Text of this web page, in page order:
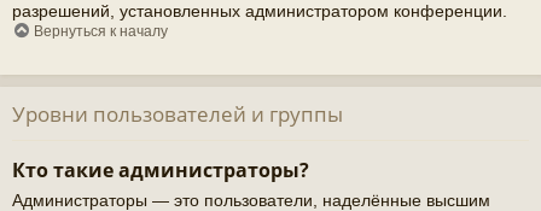
разрешений, установленных администратором конференции.
Вернуться к началу
Уровни пользователей и группы
Кто такие администраторы?
Администраторы — это пользователи, наделённые высшим